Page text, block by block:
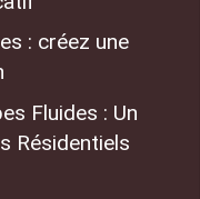
: créez une
Fluides : Un
Résidentiels